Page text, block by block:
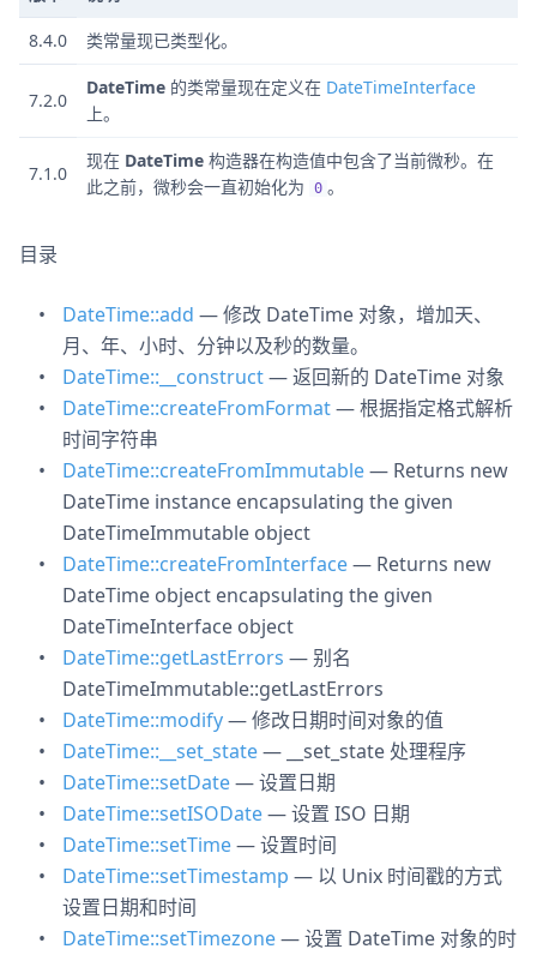
8.4.0 类常量现已类型化。
7.2.0
DateTime 的类常量现在定义在 DateTimeInterface
上。
7.1.0
现在 DateTime 构造器在构造值中包含了当前微秒。在
此之前，微秒会一直初始化为
0 。
目录
DateTime::add — 修改 DateTime 对象，增加天、
月、年、小时、分钟以及秒的数量。
DateTime::__construct— 返回新的 DateTime 对象
DateTime::createFromFormat— 根据指定格式解析
时间字符串
DateTime::createFromImmutable— Returns new
DateTime instance encapsulating the given
DateTimeImmutable object
DateTime::createFromInterface— Returns new
DateTime object encapsulating the given
DateTimeInterface object
DateTime::getLastErrors — 别名
DateTimeImmutable::getLastErrors
DateTime::modify— 修改日期时间对象的值
DateTime::__set_state— __set_state 处理程序
DateTime::setDate— 设置日期
DateTime::setISODate— 设置 ISO 日期
DateTime::setTime— 设置时间
DateTime::setTimestamp — 以 Unix 时间戳的方式
设置日期和时间
DateTime::setTimezone— 设置 DateTime 对象的时